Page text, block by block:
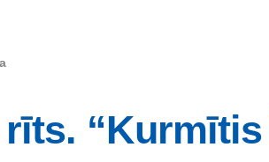
rīts.